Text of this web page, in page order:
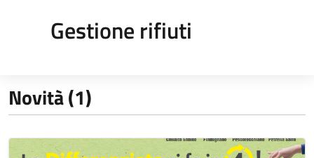
Gestione rifiuti
Novità (1)